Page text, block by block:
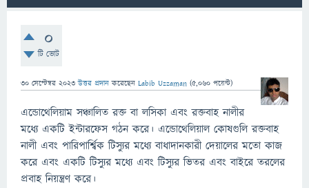
0
টি ভোট
30 সেপ্টেম্বর 2023 উত্তর প্রদান করেছেন Labib Uzzaman (5,060 পয়েন্ট)
এন্ডোথেলিয়াম সঞ্চালিত রক্ত বা লসিকা এবং রক্তবাহ নালীর
মধ্যে একটি ইন্টারফেস গঠন করে। এন্ডোথেলিয়াল কোষগুলি রক্তবাহ
নালী এবং পারিপার্শ্বিক টিস্যুর মধ্যে বাধাদানকারী দেয়ালের মতো কাজ
করে এবং একটি টিস্যুর মধ্যে এবং টিস্যুর ভিতর এবং বাইরে তরলের
প্রবাহ নিয়ন্ত্রণ করে।